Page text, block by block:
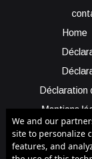
Home
Déclaration
Mentions
Cookie
Qui sommes-
We and our
site to personalize
features, and